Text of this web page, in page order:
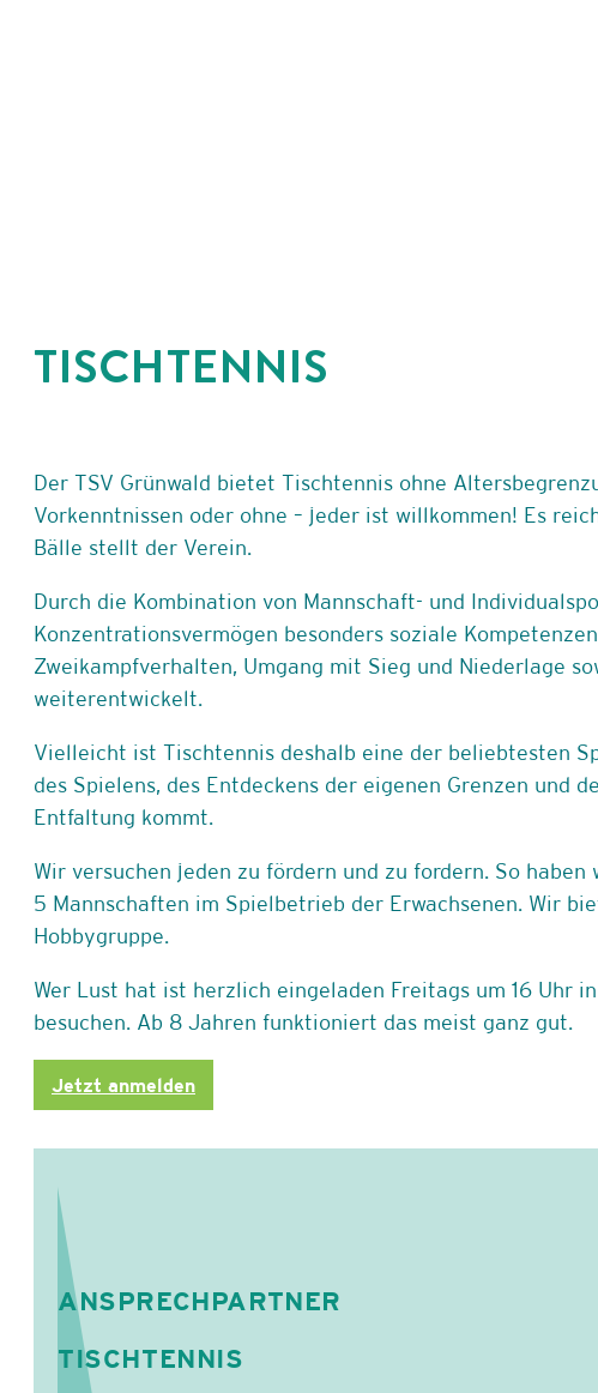
Skikurse
Trampolin
Triathlon
Volleyball
Yoga
Zumba
TISCHTENNIS
Der TSV Grünwald bietet Tischtennis ohne
Vorkenntnissen oder ohne – jeder ist willkommen! Es
Bälle stellt der Verein.
Durch die Kombination von Mannschaft- und
Konzentrationsvermögen besonders soziale
Zweikampfverhalten, Umgang mit Sieg und Niederlage
weiterentwickelt.
Vielleicht ist Tischtennis deshalb eine der beliebtesten
des Spielens, des Entdeckens der eigenen Grenzen und
Entfaltung kommt.
Wir versuchen jeden zu fördern und zu fordern. So
5 Mannschaften im Spielbetrieb der Erwachsenen. Wir
Hobbygruppe.
Wer Lust hat ist herzlich eingeladen Freitags um 16 Uhr
besuchen. Ab 8 Jahren funktioniert das meist ganz gut.
Jetzt anmelden
ANSPRECHPARTNER
TISCHTENNIS